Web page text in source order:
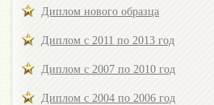
Диплом нового образца
Диплом с 2011 по 2013 год
Диплом с 2007 по 2010 год
Диплом с 2004 по 2006 год